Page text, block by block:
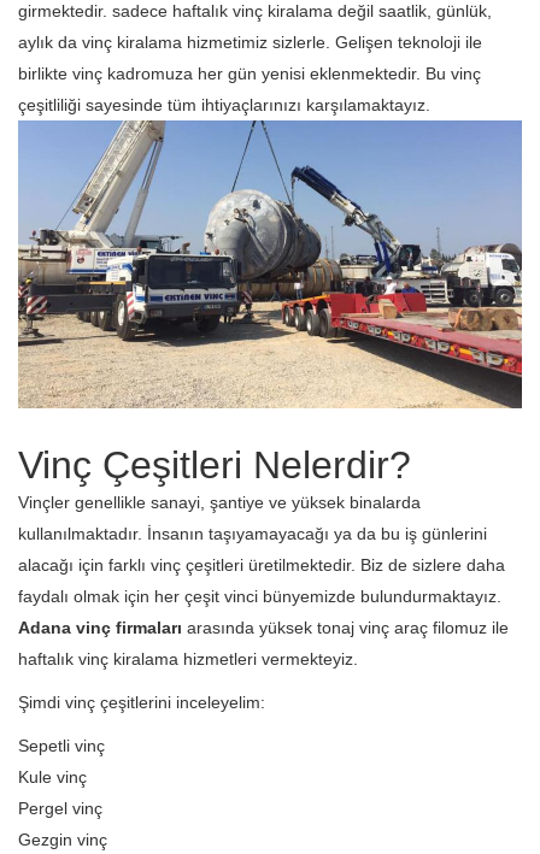
girmektedir. sadece haftalık vinç kiralama değil saatlik, günlük,
aylık da vinç kiralama hizmetimiz sizlerle. Gelişen teknoloji ile
birlikte vinç kadromuza her gün yenisi eklenmektedir. Bu vinç
çeşitliliği sayesinde tüm ihtiyaçlarınızı karşılamaktayız.
Vinç Çeşitleri Nelerdir?
Vinçler genellikle sanayi, şantiye ve yüksek binalarda
kullanılmaktadır. İnsanın taşıyamayacağı ya da bu iş günlerini
alacağı için farklı vinç çeşitleri üretilmektedir. Biz de sizlere daha
faydalı olmak için her çeşit vinci bünyemizde bulundurmaktayız.
Adana vinç firmaları arasında yüksek tonaj vinç araç filomuz ile
haftalık vinç kiralama hizmetleri vermekteyiz.
Şimdi vinç çeşitlerini inceleyelim:
Sepetli vinç
Kule vinç
Pergel vinç
Gezgin vinç